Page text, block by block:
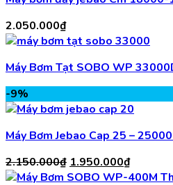
2.050.000₫
Máy Bơm Tạt SOBO WP
-9%
Máy Bơm Jebao Cap 25 –
2.150.000₫ Giá
gốc
1.950.000₫Giá
hiện